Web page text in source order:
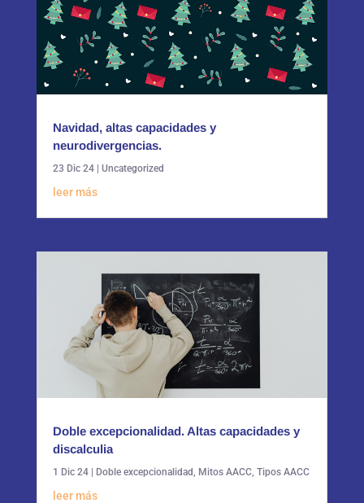
Navidad, altas capacidades y
neurodivergencias.
23 Dic 24| Uncategorized
leer más
Doble excepcionalidad. Altas capacidades y
discalculia
1 Dic 24| Doble excepcionalidad Mitos AACC, Tipos AACC
leer más